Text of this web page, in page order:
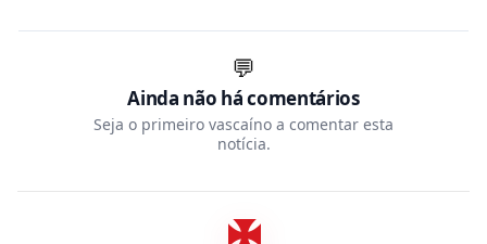
💬
Ainda não há comentários
Seja o primeiro vascaíno a comentar esta
notícia.